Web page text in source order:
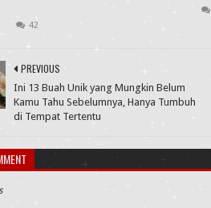
42
PREVIOUS
Ini 13 Buah Unik yang Mungkin Belum
Kamu Tahu Sebelumnya, Hanya Tumbuh
di Tempat Tertentu